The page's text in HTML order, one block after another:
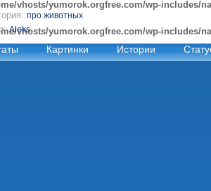
vhosts/yumorok.orgfree.com/wp-includes/
vhosts/yumorok.orgfree.com/wp-includes/
Картинки Истории
про животных
Aleks